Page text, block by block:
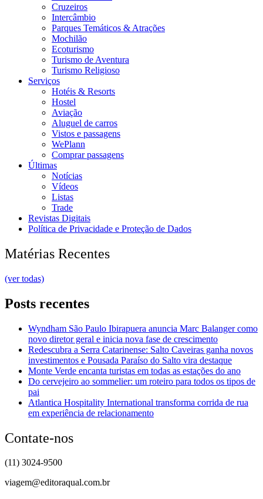
Cruzeiros
Intercâmbio
Parques Temáticos & Atrações
Mochilão
Ecoturismo
Turismo de Aventura
Turismo Religioso
Serviços
Hotéis & Resorts
Hostel
Aviação
Aluguel de carros
Vistos e passagens
WePlann
Comprar passagens
Últimas
Notícias
Vídeos
Listas
Trade
Revistas Digitais
Política de Privacidade e Proteção de Dados
Matérias Recentes
(ver todas)
Posts recentes
Wyndham São Paulo Ibirapuera anuncia Marc Balanger como
novo diretor geral e inicia nova fase de crescimento
Redescubra a Serra Catarinense: Salto Caveiras ganha novos
investimentos e Pousada Paraíso do Salto vira destaque
Monte Verde encanta turistas em todas as estações do ano
Do cervejeiro ao sommelier: um roteiro para todos os tipos de
pai
Atlantica Hospitality International transforma corrida de rua
em experiência de relacionamento
Contate-nos
(11) 3024-9500
viagem@editoraqual.com.br